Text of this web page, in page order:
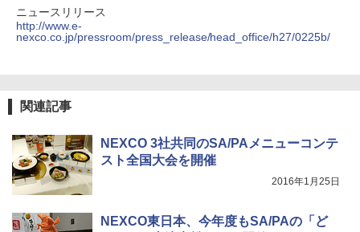
Across やわらか保冷剤 日本製 固まらない 1
1cm ソフト 2個セット (2個セット)
通気窓付き】収納袋付き UVカット 防水 防災
コンパクト iimono117 (ブルー)
ニュースリリース
http://www.e-
nexco.co.jp/pressroom/press_release/head_office/h27/0225b/
関連記事
NEXCO 3社共同のSA/PAメニューコンテ
スト全国大会を開催
2016年1月25日
NEXCO東日本、今年度もSA/PAの「ど